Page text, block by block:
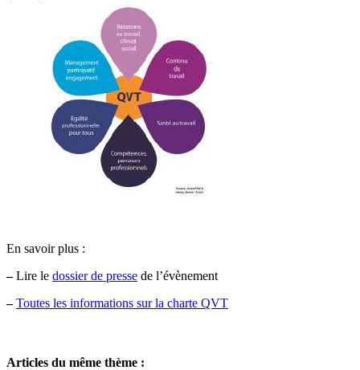
En savoir plus :
–Lire le dossier de presse de l’évènement
– Toutes les informations sur la charte QVT
Articles du même thème :